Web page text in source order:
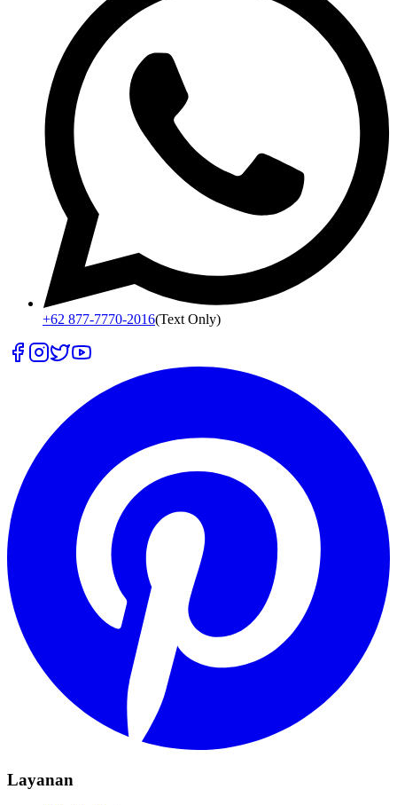
+62 877-7770-2016(Text Only)
Layanan